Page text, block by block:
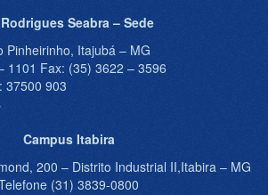
Seabra – Sede
Pinheirinho, Itajubá – MG
1101 Fax: (35) 3622 – 3596
37500 903
Campus Itabira
200 – Distrito Industrial II,Itabira – MG
(31) 3839-0800